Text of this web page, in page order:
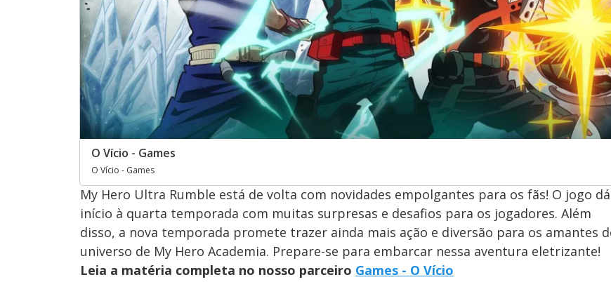
O Vício - Games
O Vício - Games
My Hero Ultra Rumble está de volta com novidades empolgantes para os fãs! O jogo dá
início à quarta temporada com muitas surpresas e desafios para os jogadores. Além
disso, a nova temporada promete trazer ainda mais ação e diversão para os amantes
universo de My Hero Academia. Prepare-se para embarcar nessa aventura eletrizante!
Leia a matéria completa no nosso parceiro Games - O Vício